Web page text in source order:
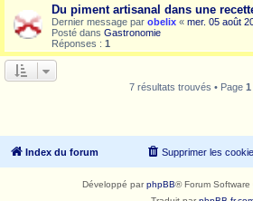
Du piment artisanal dans une
Dernier message par obelix « mer. 05 août
Posté dans Gastronomie
Réponses : 1
7 résultats trouvés • Page 1
Index du forum Supprimer les
Développé parphpBB® Forum